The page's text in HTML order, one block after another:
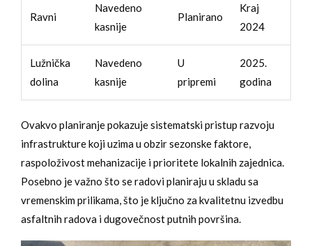
Ravni
Navedeno
kasnije
Planirano
Kraj
2024
Lužnička
dolina
Navedeno
kasnije
U
pripremi
2025.
godina
Ovakvo planiranje pokazuje sistematski pristup razvoju
infrastrukture koji uzima u obzir sezonske faktore,
raspoloživost mehanizacije i prioritete lokalnih zajednica.
Posebno je važno što se radovi planiraju u skladu sa
vremenskim prilikama, što je ključno za kvalitetnu izvedbu
asfaltnih radova i dugovečnost putnih površina.